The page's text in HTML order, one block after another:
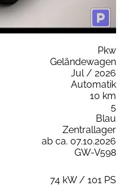
Pkw
Geländewagen
Jul / 2026
Automatik
10 km
5
Blau
Zentrallager
ab ca. 07.10.2026
GW-V598
74 kW / 101 PS